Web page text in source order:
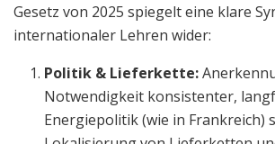
Gesetz von 2025 spiegelt eine klare
internationaler Lehren wider:
Politik & Lieferkette:
Notwendigkeit konsistenter,
Energiepolitik (wie in Frankreich)